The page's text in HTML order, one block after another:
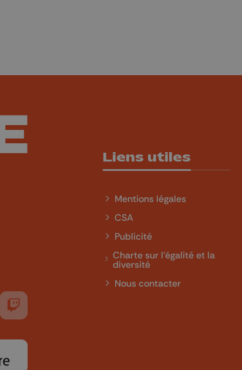
sur LinkedIn
Suivez-nous sur Twitch
Liens utiles
Mentions légales
CSA
Publicité
Charte sur l'égalité et la
diversité
Nous contacter